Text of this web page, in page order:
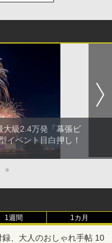
大級2.4万発「幕張ビ
イベント目白押し！
●
1週間 1カ月
録、大人のおしゃれ手帖 10